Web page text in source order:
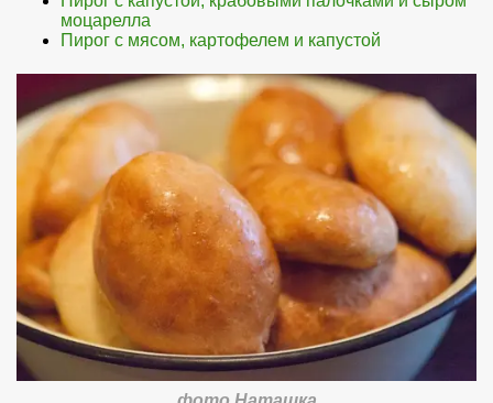
моцарелла
Пирог с мясом, картофелем и капустой